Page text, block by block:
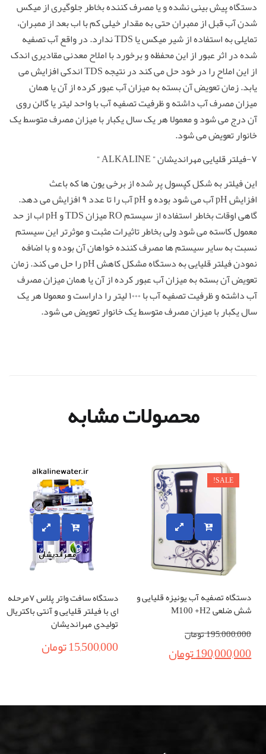
دستگاه پیش بینی نشده و یا مصرف کننده بخاطر جلوگیری از میکس
شدن آب قبل از ممبران حتی به مقدار خیلی کم با اب بعد از ممبران،
تمایلی به استفاده از شیر میکس یا TDS ندارد. در واقع آب تصفیه
شده در اثر عبور از این محفظه و برخورد با املاح معدنی مقادیری اندک
از این املاح را در خود حل می کند در نتیجه TDS اندکی افزایش می
یابد. زمان تعویض آن بسته به میزان آب عبور کرده از آن یا همان
میزان مصرف آب داشته و ظرفیت تصفیه آب با واحد لیتر یا گالن روی
آن درج می شود و معمولا هر یک سال یکبار با میزان مصرف متوسط یک
خانوار تعویض می شود.
۷-فیلتر قلیایی مهراندیشان ” ALKALINE ”
این فیلتر به شکل کپسول پر شده از برخی یون ها که باعث
افزایش pH آب می شود بوده و pH آب را تا عدد ۹ افزایش می دهد.
گاهی اوقات بخاطر استفاده از سیستم RO میزان TDS و pH اب از حد
معمول کاسته می شود ولی بخاطر تاثیرات مثبت و موثرتر این سیستم
نسبت به سایر سیستم ها مصرف کننده خواهان آن بوده و با اضافه
نمودن فیلتر قلیایی به دستگاه مشکل کاهش pH را حل می کند. زمان
تعویض آن بسته به میزان آب عبور کرده از آن یا همان میزان مصرف
آب داشته و ظرفیت تصفیه آب با ۱۰۰۰ لیتر را داراست و معمولا هر یک
سال یکبار با میزان مصرف متوسط یک خانوار تعویض می شود.
محصولات مشابه
SALE!
دستگاه تصفیه آب یونیزه قلیایی و
شش ضلعی M100 +H2
195,000,000تومان
190,000,000تومان
دستگاه سافت واتر پلاس ۷مرحله
ای با فیلتر قلیایی و آنتی باکتریال
تولیدی مهراندیشان
15,500,000تومان